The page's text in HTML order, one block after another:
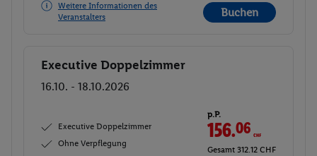
Weitere Informationen des
Veranstalters
Buchen
Buchen
Executive Doppelzimmer
16.10. - 18.10.2026
Executive Doppelzimmer
Ohne Verpflegung
p.P.
156.06CHF
Gesamt 312.12 CHF